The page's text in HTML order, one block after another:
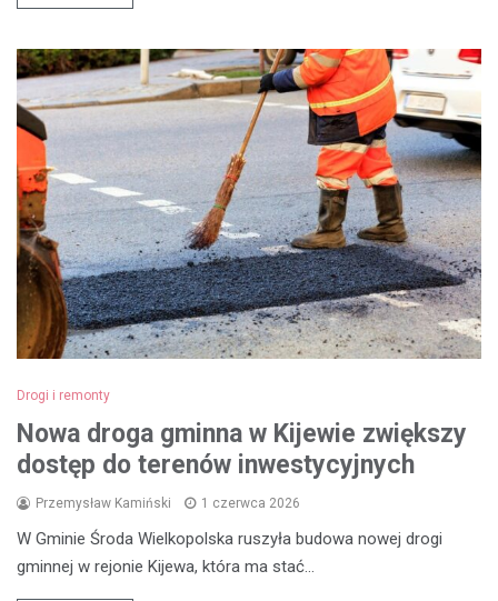
Drogi i remonty
Nowa droga gminna w Kijewie zwiększy
dostęp do terenów inwestycyjnych
Przemysław Kamiński 1 czerwca 2026
W Gminie Środa Wielkopolska ruszyła budowa nowej drogi
gminnej w rejonie Kijewa, która ma stać…